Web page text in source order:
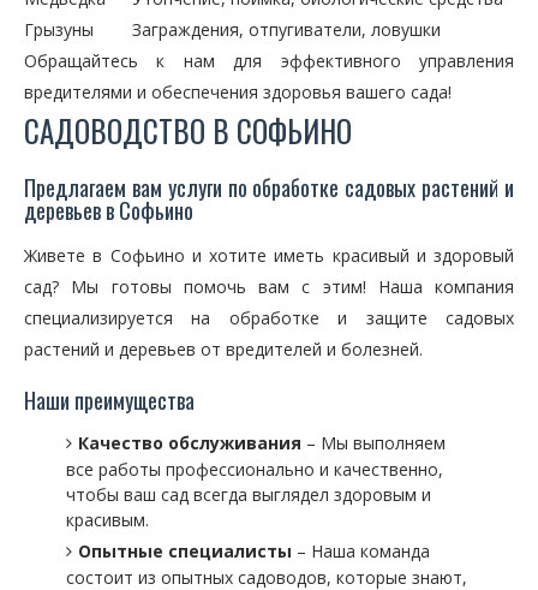
Грызуны
Заграждения, отпугиватели, ловушки
Обращайтесь к нам для эффективного управления
вредителями и обеспечения здоровья вашего сада!
САДОВОДСТВО В СОФЬИНО
Предлагаем вам услуги по обработке садовых растений и
деревьев в Софьино
Живете в Софьино и хотите иметь красивый и здоровый
сад? Мы готовы помочь вам с этим! Наша компания
специализируется на обработке и защите садовых
растений и деревьев от вредителей и болезней.
Наши преимущества
Качество обслуживания – Мы выполняем
все работы профессионально и качественно,
чтобы ваш сад всегда выглядел здоровым и
красивым.
Опытные специалисты – Наша команда
состоит из опытных садоводов, которые знают,